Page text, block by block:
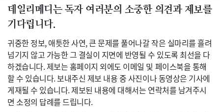
데일리메디는 독자 여러분의 소중한 의견과 제보를
기다립니다.
귀중한 정보, 애틋한 사연, 큰 문제를 풀어나갈 작은 실마리를 흘려
넘기지 않고 가능한 그 결실이 지면에 반영될 수 있도록 최선을 다
하겠습니다. 제보는 홈페이지 외에도 이메일 및 페이스북을 통해
할 수 있습니다. 보내주신 제보 내용 중 사진이나 동영상은 기사에
게재될 수 있습니다. 제보된 내용에 대해서는 연락처를 남겨주시
면 소정의 답례를 드립니다.